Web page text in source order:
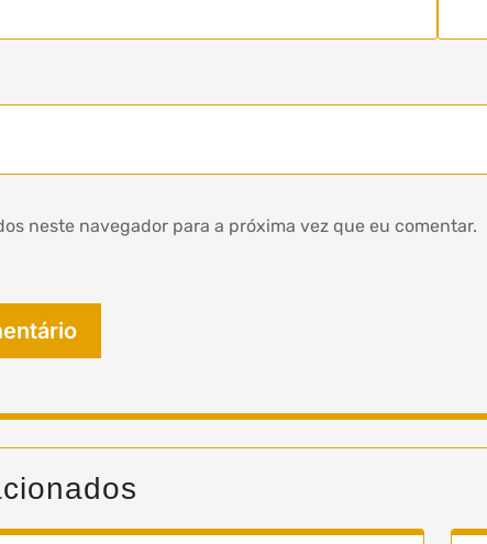
neste navegador para a próxima vez que eu comentar.